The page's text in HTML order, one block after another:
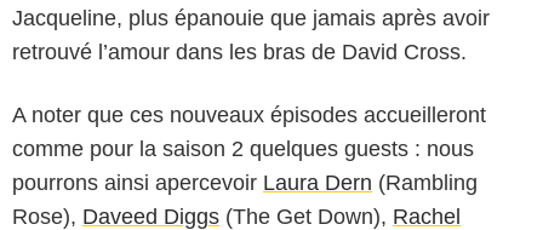
Jacqueline, plus épanouie que jamais après avoir
retrouvé l’amour dans les bras de David Cross.
A noter que ces nouveaux épisodes accueilleront
comme pour la saison 2 quelques guests : nous
pourrons ainsi apercevoir Laura Dern (Rambling
Rose), Daveed Diggs (The Get Down), Rachel